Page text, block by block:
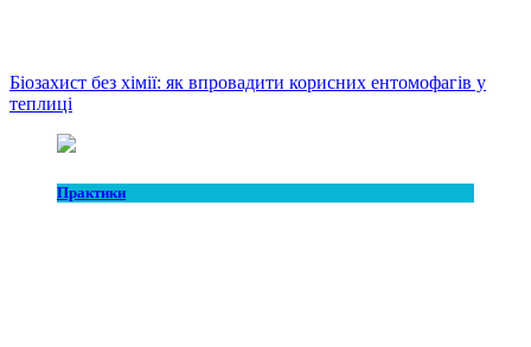
Біозахист без хімії: як впровадити корисних ентомофагів у
теплиці
Практики